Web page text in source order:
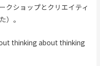
クショップとクリエイティ
）。
thinking about thinking